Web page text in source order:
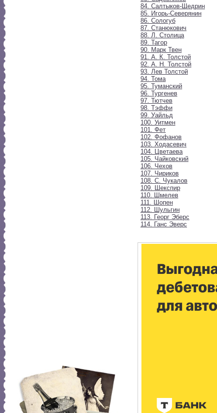
84. Салтыков-Щедрин
85. Игорь-Северянин
86. Сологуб
87. Станюкович
88. Л. Столица
89. Тагор
90. Марк Твен
91. А. К. Толстой
92. А. Н. Толстой
93. Лев Толстой
94. Тома
95. Туманский
96. Тургенев
97. Тютчев
98. Тэффи
99. Уайльд
100. Уитмен
101. Фет
102. Фофанов
103. Ходасевич
104. Цветаева
105. Чайковский
106. Чехов
107. Чириков
108. С. Чукалов
109. Шекспир
110. Шмелев
111. Шопен
112. Шульгин
113. Георг Эберс
114. Ганс Эверс